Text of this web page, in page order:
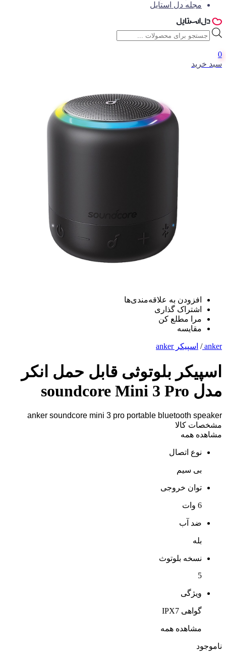
مجله دل استایل
جستجوی
محصولات
0
سبد خرید
افزودن به علاقه‌مندی‌ها
اشتراک گذاری
مرا مطلع کن
مقایسه
anker
/ اسپیکر anker
اسپیکر بلوتوثی قابل حمل انکر
مدل soundcore Mini 3 Pro
anker soundcore mini 3 pro portable bluetooth speaker
مشخصات کالا
مشاهده همه
نوع اتصال
بی‌ سیم
توان خروجی
6 وات
ضد آب
بله
نسخه بلوتوث
5
ویژگی
گواهی IPX7
مشاهده همه
ناموجود